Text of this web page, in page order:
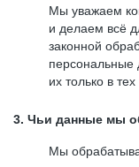
Мы уважаем
и делаем всё
законной
персональные
их только в
3. Чьи данные мы
Мы